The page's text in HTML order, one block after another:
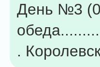
День №3
.